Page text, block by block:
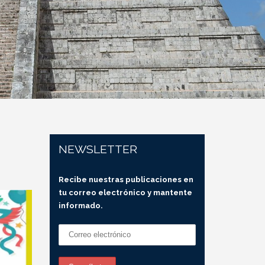
NEWSLETTER
Recibe nuestras publicaciones en
tu correo electrónico y mantente
informado.